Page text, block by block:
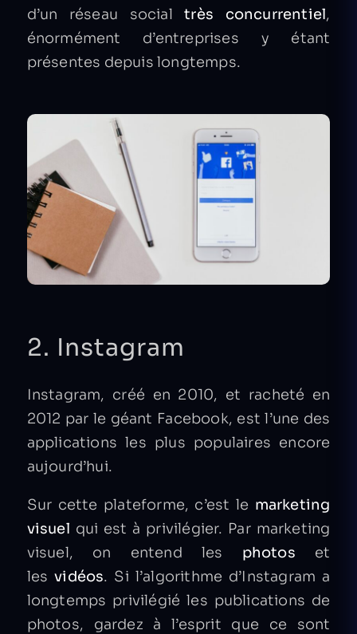
d’un réseau socialtrès concurrentiel,
énormément d’entreprises y étant
présentes depuis longtemps.
2. Instagram
Instagram, créé en 2010, et racheté en
2012 par le géant Facebook, est l’une des
applications les plus populaires encore
aujourd’hui.
Sur cette plateforme, c’est le marketing
visuel qui est à privilégier. Par marketing
visuel, on entend les photos et
lesvidéos. Si l’algorithme d’Instagram a
longtemps privilégié les publications de
photos, gardez à l’esprit que ce sont